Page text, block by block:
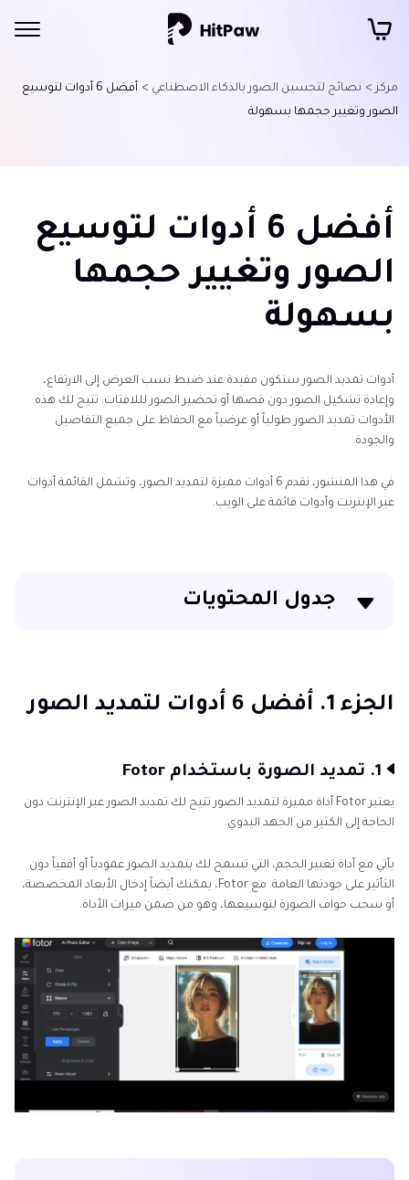
مركز > نصائح لتحسين الصور بالذكاء الاصطناعي >
أفضل 6 أدوات لتوسيع
الصور وتغيير حجمها بسهولة
أفضل 6 أدوات لتوسيع
الصور وتغيير حجمها
بسهولة
أدوات تمديد الصور ستكون مفيدة عند ضبط نسب العرض إلى الارتفاع،
وإعادة تشكيل الصور دون قصها أو تحضير الصور لللافتات. تتيح لك هذه
الأدوات تمديد الصور طولياً أو عرضياً مع الحفاظ على جميع التفاصيل
والجودة.
في هذا المنشور، نقدم 6 أدوات مميزة لتمديد الصور، وتشمل القائمة أدوات
عبر الإنترنت وأدوات قائمة على الويب.
جدول المحتويات
الجزء 2. أفضل أداة لتكبير الصور باستخدام HitPaw
FotorPea
الجزء 1. أفضل 6 أدوات لتمديد الصور
1. تمديد الصورة باستخدام Fotor
يعتبر Fotor أداة مميزة لتمديد الصور تتيح لك تمديد الصور عبر الإنترنت دون
الحاجة إلى الكثير من الجهد اليدوي.
يأتي مع أداة تغيير الحجم، التي تسمح لك بتمديد الصور عمودياً أو أفقياً دون
التأثير على جودتها العامة. مع Fotor، يمكنك أيضاً إدخال الأبعاد المخصصة،
أو سحب حواف الصورة لتوسيعها، وهو من ضمن ميزات الأداة.